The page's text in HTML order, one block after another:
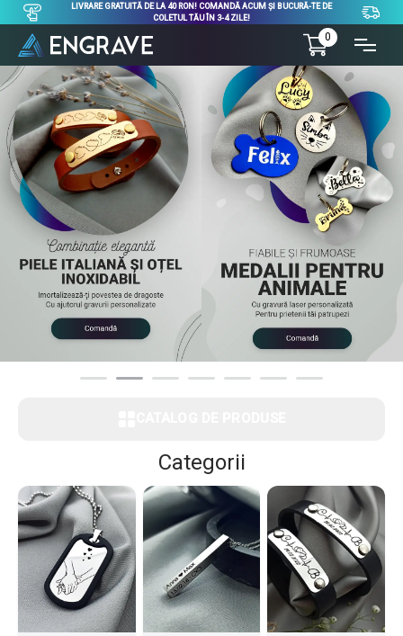
LIVRARE GRATUITĂ DE LA 40 RON! COMANDĂ ACUM ȘI BUCURĂ-TE DE
COLETUL TĂU ÎN 3-4 ZILE!
0
Categorii